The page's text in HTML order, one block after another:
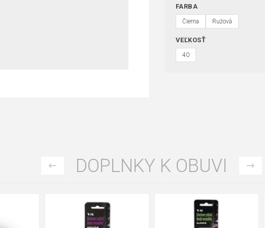
FARBA
Čierna Ružová
VEĽKOSŤ
40
DOPLNKY K OBUVI
37 39
47